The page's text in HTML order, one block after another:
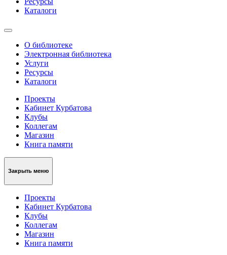
Каталоги
О библиотеке
Электронная библиотека
Услуги
Ресурсы
Каталоги
Проекты
Кабинет Курбатова
Клубы
Коллегам
Магазин
Книга памяти
Закрыть меню
Проекты
Кабинет Курбатова
Клубы
Коллегам
Магазин
Книга памяти